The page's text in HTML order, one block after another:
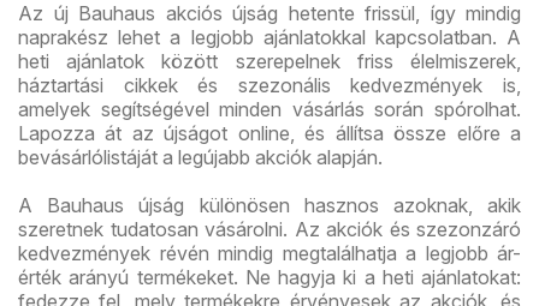
Az új Bauhaus akciós újság hetente frissül, így mindig
naprakész lehet a legjobb ajánlatokkal kapcsolatban. A
heti ajánlatok között szerepelnek friss élelmiszerek,
háztartási cikkek és szezonális kedvezmények is,
amelyek segítségével minden vásárlás során spórolhat.
Lapozza át az újságot online, és állítsa össze előre a
bevásárlólistáját a legújabb akciók alapján.
A Bauhaus újság különösen hasznos azoknak, akik
szeretnek tudatosan vásárolni. Az akciók és szezonzáró
kedvezmények révén mindig megtalálhatja a legjobb ár-
érték arányú termékeket. Ne hagyja ki a heti ajánlatokat: